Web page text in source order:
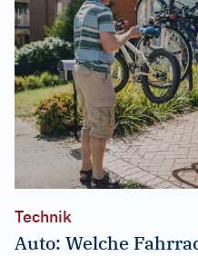
Technik
Auto: Welche